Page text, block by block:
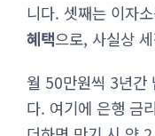
니다. 셋째는 이자
혜택으로, 사실상
월 50만원씩 3년간
다. 여기에 은행 금